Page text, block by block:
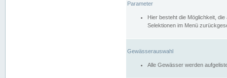
Parameter
Hier besteht die Möglichkeit,
Selektionen im Menü
Gewässerauswahl
Alle Gewässer werden